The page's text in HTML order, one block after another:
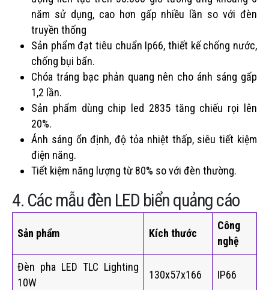
năm sử dụng, cao hơn gấp nhiều lần so với đèn
truyền thống
Sản phẩm đạt tiêu chuẩn Ip66, thiết kế chống nước,
chống bụi bẩn.
Chóa tráng bạc phản quang nên cho ánh sáng gấp
1,2 lần.
Sản phẩm dùng chip led 2835 tăng chiếu rọi lên
20%.
Ánh sáng ổn định, độ tỏa nhiệt thấp, siêu tiết kiệm
điện năng.
Tiết kiệm năng lượng từ 80% so với đèn thường.
4. Các mẫu đèn LED biển quảng cáo
Sản phẩm Kích thước
Công
nghệ
Đèn pha LED TLC Lighting
10W
130x57x166 IP66